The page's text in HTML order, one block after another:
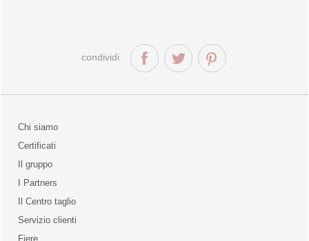
condividi
Chi siamo
qualità
Certificati
Il gruppo
I Partners
Il Centro taglio
Servizio clienti
Fiere